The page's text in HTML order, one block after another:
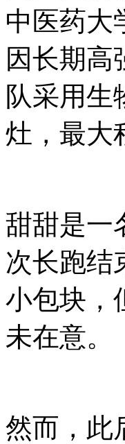
中医药大
因长期高
队采用生
灶，最大
甜甜是一
次长跑结
小包块，
未在意。
然而，此